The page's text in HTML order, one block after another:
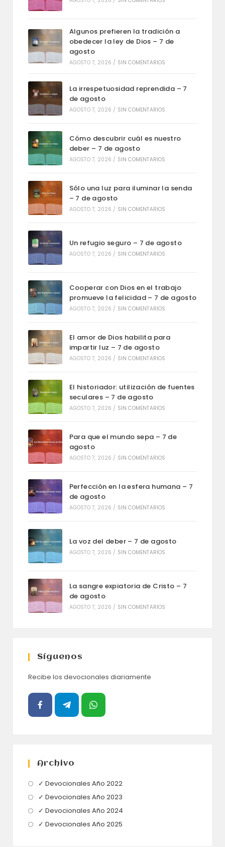
Algunos prefieren la tradición a
obedecer la ley de Dios – 7 de
agosto
AGOSTO 7, 2026 / SIN COMENTARIOS
La irrespetuosidad reprendida – 7
de agosto
AGOSTO 7, 2026 / SIN COMENTARIOS
Cómo descubrir cuál es nuestro
deber – 7 de agosto
AGOSTO 7, 2026 / SIN COMENTARIOS
Sólo una luz para iluminar la senda
– 7 de agosto
AGOSTO 7, 2026 / SIN COMENTARIOS
Un refugio seguro – 7 de agosto
AGOSTO 7, 2026 / SIN COMENTARIOS
Cooperar con Dios en el trabajo
promueve la felicidad – 7 de agosto
AGOSTO 7, 2026 / SIN COMENTARIOS
El amor de Dios habilita para
impartir luz – 7 de agosto
AGOSTO 7, 2026 / SIN COMENTARIOS
El historiador: utilización de fuentes
seculares – 7 de agosto
AGOSTO 7, 2026 / SIN COMENTARIOS
Para que el mundo sepa – 7 de
agosto
AGOSTO 7, 2026 / SIN COMENTARIOS
Perfección en la esfera humana – 7
de agosto
AGOSTO 7, 2026 / SIN COMENTARIOS
La voz del deber – 7 de agosto
AGOSTO 7, 2026 / SIN COMENTARIOS
La sangre expiatoria de Cristo – 7
de agosto
AGOSTO 7, 2026 / SIN COMENTARIOS
Síguenos
Recibe los devocionales diariamente
Archivo
✓ Devocionales Año 2022Se
✓ Devocionales Año 2023
abre
✓ Devocionales Año 2024
✓ Devocionales Año 2025